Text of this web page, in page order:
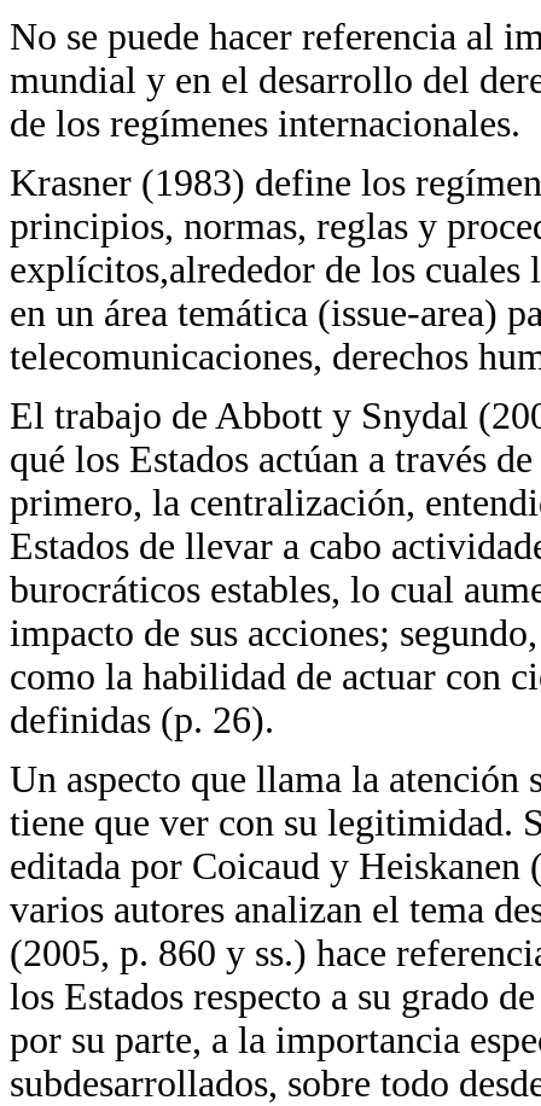
No se puede hacer referencia al
mundial y en el desarrollo del
de los regímenes internacionales.
Krasner (1983) define los
principios, normas, reglas y
explícitos,alrededor de los cuales
en un área temática (issue-area)
telecomunicaciones, derechos
El trabajo de Abbott y Snydal
qué los Estados actúan a través
primero, la centralización,
Estados de llevar a cabo
burocráticos estables, lo cual
impacto de sus acciones;
como la habilidad de actuar con
definidas (p. 26).
Un aspecto que llama la atención
tiene que ver con su legitimidad.
editada por Coicaud y
varios autores analizan el tema
(2005, p. 860 y ss.) hace
los Estados respecto a su grado
por su parte, a la importancia
subdesarrollados, sobre todo